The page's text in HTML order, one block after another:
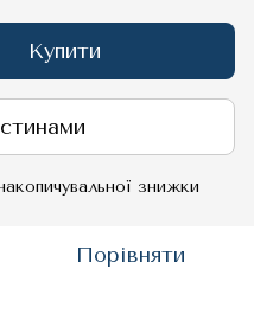
Купити
знижки
Порівняти